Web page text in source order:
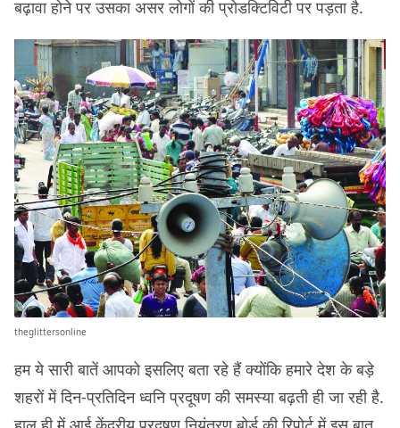
बढ़ावा होने पर उसका असर लोगों की प्रोडक्टिविटी पर पड़ता है.
theglittersonline
हम ये सारी बातें आपको इसलिए बता रहे हैं क्योंकि हमारे देश के बड़े
शहरों में दिन-प्रतिदिन ध्वनि प्रदूषण की समस्या बढ़ती ही जा रही है.